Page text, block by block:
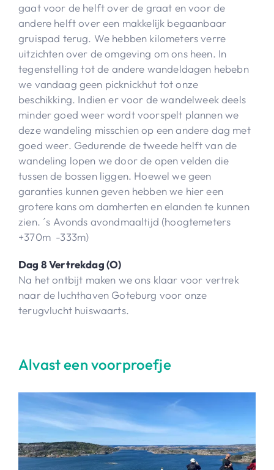
gaat voor de helft over de graat en voor de
andere helft over een makkelijk begaanbaar
gruispad terug. We hebben kilometers verre
uitzichten over de omgeving om ons heen. In
tegenstelling tot de andere wandeldagen hebebn
we vandaag geen picknickhut tot onze
beschikking. Indien er voor de wandelweek deels
minder goed weer wordt voorspelt plannen we
deze wandeling misschien op een andere dag met
goed weer. Gedurende de tweede helft van de
wandeling lopen we door de open velden die
tussen de bossen liggen. Hoewel we geen
garanties kunnen geven hebben we hier een
grotere kans om damherten en elanden te kunnen
zien. ´s Avonds avondmaaltijd (hoogtemeters
+370m -333m)
Dag 8 Vertrekdag (O)
Na het ontbijt maken we ons klaar voor vertrek
naar de luchthaven Goteburg voor onze
terugvlucht huiswaarts.
Alvast een voorproefje